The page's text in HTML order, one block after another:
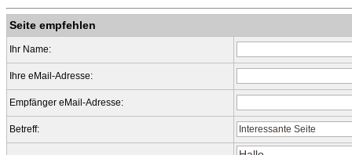
Seite empfehlen
Ihr Name:
Ihre eMail-Adresse:
Empfänger eMail-Adresse:
Betreff: